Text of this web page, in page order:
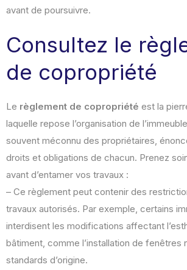
avant de poursuivre.
Consultez le
de copropriété
Le règlement de copropriété est la
laquelle repose l’organisation de
souvent méconnu des propriétaires,
droits et obligations de chacun. Prenez
avant d’entamer vos travaux :
– Ce règlement peut contenir des
travaux autorisés. Par exemple, certains
interdisent les modifications affectant
bâtiment, comme l’installation de fenêtres
standards d’origine.